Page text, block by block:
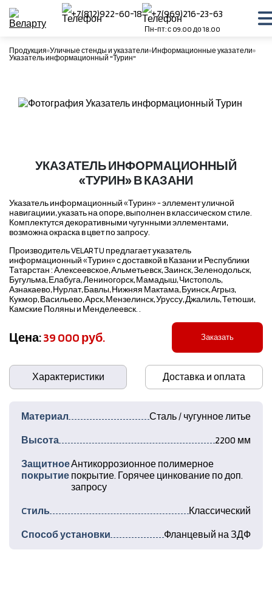
+7(812)922-60-18 +7(969)216-23-63
Пн-пт: с 09.00 до 18.00
Продукция Уличные стенды и указатели Информационные указатели
Указатель информационный "Турин"
УКАЗАТЕЛЬ ИНФОРМАЦИОННЫЙ
«ТУРИН» В КАЗАНИ
Указатель информационный «Турин» - эллемент уличной
навигациии, указать на опоре, выполнен в классическом стиле.
Комплектутся декоративными чугунными эллементами,
возможна окраска в цвет по запросу.
Производитель VELARTU предлагает указатель
информационный «Турин» с доставкой в Казани и Республики
Татарстан : Алексеевское, Альметьевск, Заинск, Зеленодольск,
Бугульма, Елабуга, Лениногорск, Мамадыш, Чистополь,
Азнакаево, Нурлат, Бавлы, Нижняя Мактама, Буинск, Агрыз,
Кукмор, Васильево, Арск, Мензелинск, Уруссу, Джалиль, Тетюши,
Камские Поляны и Менделеевск. .
Цена:39 000 руб. Заказать
Характеристики Доставка и оплата
Материал Сталь / чугунное литье
Высота 2200 мм
Защитное
покрытие
Антикоррозионное полимерное
покрытие. Горячее цинкование по доп.
запросу
Cтиль Классический
Способ установки Фланцевый на ЗДФ